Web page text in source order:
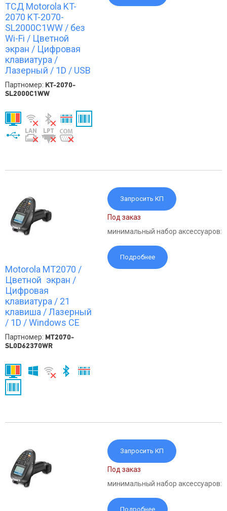
ТСД Motorola KT-
2070 KT-2070-
SL2000C1WW / без
Wi-Fi / Цветной
экран / Цифровая
клавиатура /
Лазерный / 1D / USB
Партномер: KT-2070-
SL2000C1WW
Запросить КП
Под заказ
минимальный набор аксессуаров:
Подробнее
Motorola MT2070 /
Цветной экран /
Цифровая
клавиатура / 21
клавиша / Лазерный
/ 1D / Windows CE
Партномер: MT2070-
SL0D62370WR
Запросить КП
Под заказ
минимальный набор аксессуаров:
Подробнее